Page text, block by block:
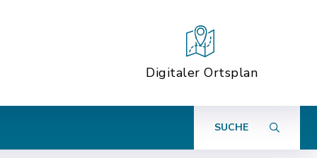
Digitaler Ortsplan
SUCHE